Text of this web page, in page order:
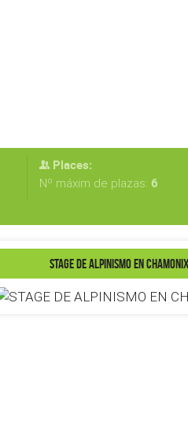
Places:
Nº máxim de plazas: 6
STAGE DE ALPINISMO EN CHAMONIX